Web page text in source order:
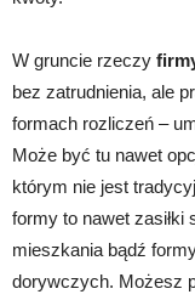
W gruncie rzeczy
bez zatrudnienia, ale
formach rozliczeń –
Może być tu nawet
którym nie jest
formy to nawet zasiłki
mieszkania bądź
dorywczych. Możesz